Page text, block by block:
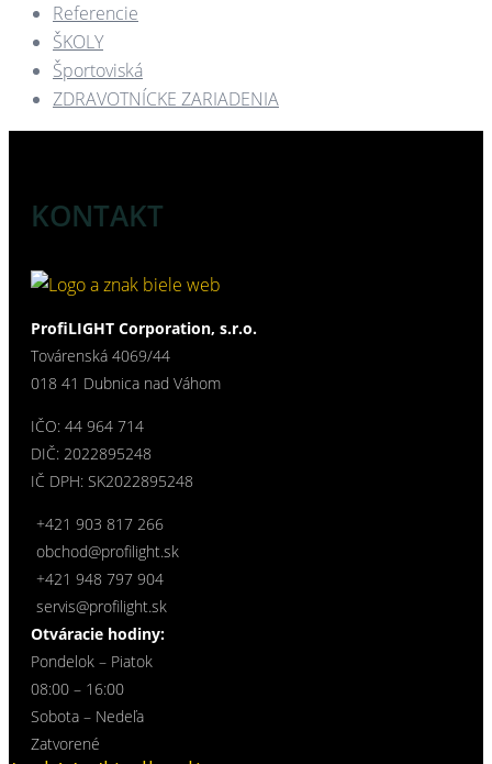
Referencie
ŠKOLY
Športoviská
ZDRAVOTNÍCKE ZARIADENIA​
KONTAKT
ProfiLIGHT Corporation, s.r.o.
Továrenská 4069/44
018 41 Dubnica nad Váhom
IČO: 44 964 714
DIČ: 2022895248
IČ DPH: SK2022895248
+421 903 817 266
obchod@profilight.sk
+421 948 797 904
servis@profilight.sk
Otváracie hodiny:
Pondelok – Piatok
08:00 – 16:00
Sobota – Nedeľa
Zatvorené